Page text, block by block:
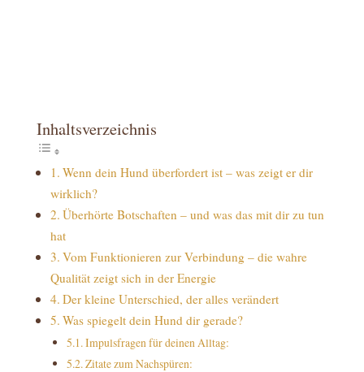
Inhaltsverzeichnis
Wenn dein Hund überfordert ist – was zeigt er dir
wirklich?
Überhörte Botschaften – und was das mit dir zu tun
hat
Vom Funktionieren zur Verbindung – die wahre
Qualität zeigt sich in der Energie
Der kleine Unterschied, der alles verändert
Was spiegelt dein Hund dir gerade?
Impulsfragen für deinen Alltag:
Zitate zum Nachspüren: